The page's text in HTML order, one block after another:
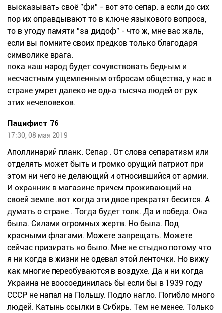
высказывать своё "фи" - вот это сепар. а если до сих
пор их оправдывают то в ключе языкового вопроса,
то в угоду памяти "за дидоф" - что ж, мне вас жаль,
если вы помните своих предков только благодаря
символике врага.
пока наш народ будет сочувствовать бедным и
несчастным ущемленным отбросам общества, у нас в
стране умрет далеко не одна тысяча людей от рук
этих нечеловеков.
Пацифист 76
17:30, 08 мая 2019
Аполлинарий планк. Сепар . От слова сепаратизм или
отделять может быть и громко орущий патриот при
этом ни чего не делающий и относившийся от армии.
И охранник в магазине причем проживающий на
своей земле .вот когда эти двое прекратят бесится. А
думать о стране . Тогда будет толк. Да и победа. Она
была. Силами огромных жертв. Но была. Под
красными флагами. Можете запрещать. Можете
сейчас призирать но было. Мне не стыдно потому что
я ни когда в жизни не одевал этой ленточки. Но вижу
как многие переобуваются в воздухе. Да и ни когда
Украина не воосоединилась бы если бы в 1939 году
СССР не напал на Польшу. Подло нагло. Погибло много
людей. Катынь ссылки в Сибирь. Тем не менее. Только